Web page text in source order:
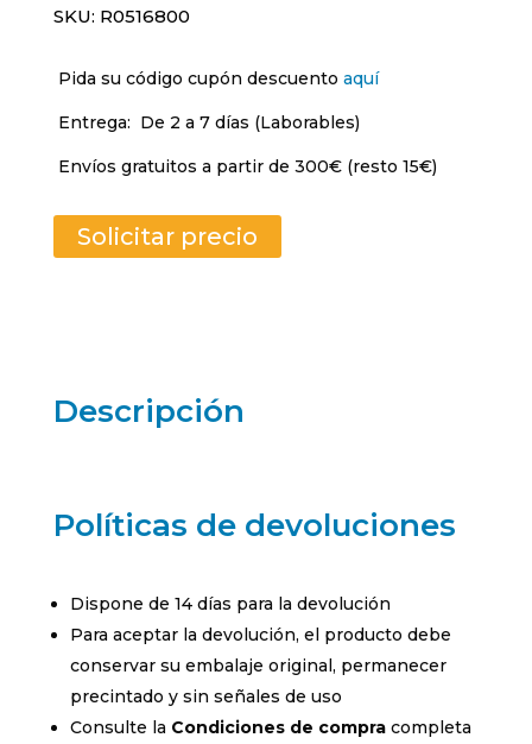
SKU: R0516800
Pida su código cupón descuento aquí
Entrega: De 2 a 7 días (Laborables)
Envíos gratuitos a partir de 300€ (resto 15€)
Solicitar precio
Descripción
Políticas de devoluciones
Dispone de 14 días para la devolución
Para aceptar la devolución, el producto debe
conservar su embalaje original, permanecer
precintado y sin señales de uso
Consulte la Condiciones de compracompleta